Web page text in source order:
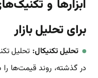
ابزارها و
برای تحلیل بازار
تحلیل تکنیکال: تحلیل
در گذشته، روند قیمت‌ها را